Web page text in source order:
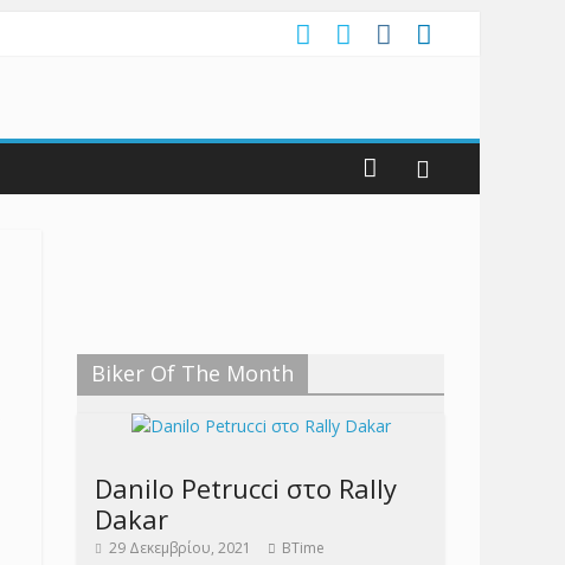
Biker Of The Month
Danilo Petrucci στο Rally
Dakar
29 Δεκεμβρίου, 2021 BTime